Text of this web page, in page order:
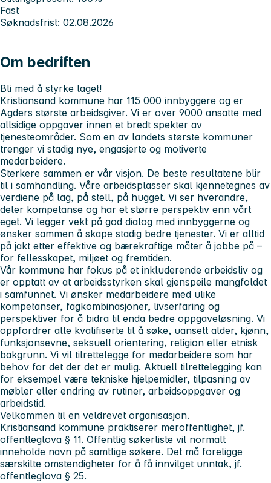
Fast
Søknadsfrist: 02.08.2026
Om bedriften
Bli med å styrke laget!
Kristiansand kommune har 115 000 innbyggere og er
Agders største arbeidsgiver. Vi er over 9000 ansatte med
allsidige oppgaver innen et bredt spekter av
tjenesteområder. Som en av landets største kommuner
trenger vi stadig nye, engasjerte og motiverte
medarbeidere.
Sterkere sammen er vår visjon. De beste resultatene blir
til i samhandling. Våre arbeidsplasser skal kjennetegnes av
verdiene på lag, på stell, på hugget. Vi ser hverandre,
deler kompetanse og har et større perspektiv enn vårt
eget. Vi legger vekt på god dialog med innbyggerne og
ønsker sammen å skape stadig bedre tjenester. Vi er alltid
på jakt etter effektive og bærekraftige måter å jobbe på –
for fellesskapet, miljøet og fremtiden.
Vår kommune har fokus på et inkluderende arbeidsliv og
er opptatt av at arbeidsstyrken skal gjenspeile mangfoldet
i samfunnet. Vi ønsker medarbeidere med ulike
kompetanser, fagkombinasjoner, livserfaring og
perspektiver for å bidra til enda bedre oppgaveløsning. Vi
oppfordrer alle kvalifiserte til å søke, uansett alder, kjønn,
funksjonsevne, seksuell orientering, religion eller etnisk
bakgrunn. Vi vil tilrettelegge for medarbeidere som har
behov for det der det er mulig. Aktuell tilrettelegging kan
for eksempel være tekniske hjelpemidler, tilpasning av
møbler eller endring av rutiner, arbeidsoppgaver og
arbeidstid.
Velkommen til en veldrevet organisasjon.
Kristiansand kommune praktiserer meroffentlighet, jf.
offentleglova § 11. Offentlig søkerliste vil normalt
inneholde navn på samtlige søkere. Det må foreligge
særskilte omstendigheter for å få innvilget unntak, jf.
offentleglova § 25.